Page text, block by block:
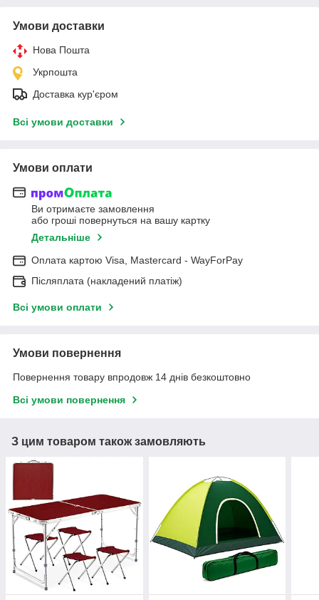
Умови доставки
Нова Пошта
Укрпошта
Доставка кур'єром
Всі умови доставки
Умови оплати
Ви отримаєте замовлення
або гроші повернуться на вашу картку
Детальніше
Оплата картою Visa, Mastercard - WayForPay
Післяплата (накладений платіж)
Всі умови оплати
Умови повернення
Повернення товару впродовж 14 днів безкоштовно
Всі умови повернення
З цим товаром також замовляють